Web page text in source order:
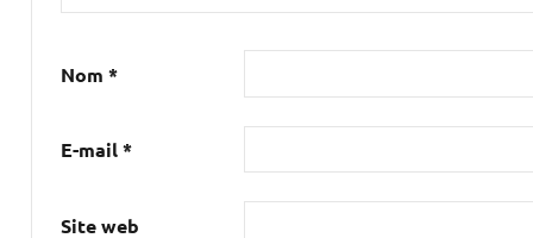
Nom *
E-mail*
Site web